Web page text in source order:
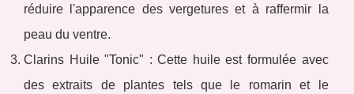
réduire l'apparence des vergetures et à raffermir la
peau du ventre.
Clarins Huile "Tonic" : Cette huile est formulée avec
des extraits de plantes tels que le romarin et le